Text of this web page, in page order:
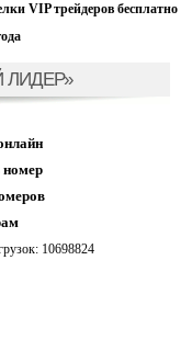
VIP трейдеров бесплатно
номер
10698824